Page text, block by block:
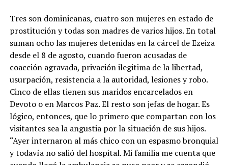
Tres son dominicanas, cuatro son mujeres en estado de
prostitución y todas son madres de varios hijos. En total
suman ocho las mujeres detenidas en la cárcel de Ezeiza
desde el 8 de agosto, cuando fueron acusadas de
coacción agravada, privación ilegitima de la libertad,
usurpación, resistencia a la autoridad, lesiones y robo.
Cinco de ellas tienen sus maridos encarcelados en
Devoto o en Marcos Paz. El resto son jefas de hogar. Es
lógico, entonces, que lo primero que compartan con los
visitantes sea la angustia por la situación de sus hijos.
“Ayer internaron al más chico con un espasmo bronquial
y todavía no salió del hospital. Mi familia me cuenta que